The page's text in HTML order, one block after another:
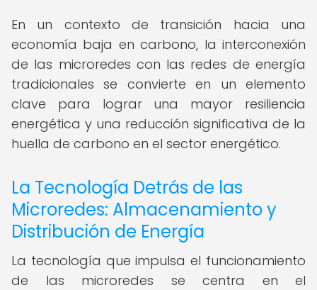
En un contexto de transición hacia una
economía baja en carbono, la interconexión
de las microredes con las redes de energía
tradicionales se convierte en un elemento
clave para lograr una mayor resiliencia
energética y una reducción significativa de la
huella de carbono en el sector energético.
La Tecnología Detrás de las
Microredes: Almacenamiento y
Distribución de Energía
La tecnología que impulsa el funcionamiento
de las microredes se centra en el